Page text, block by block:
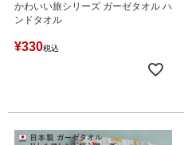
かわいい旅シリーズ ガーゼタオル ハ
ンドタオル
¥330税込